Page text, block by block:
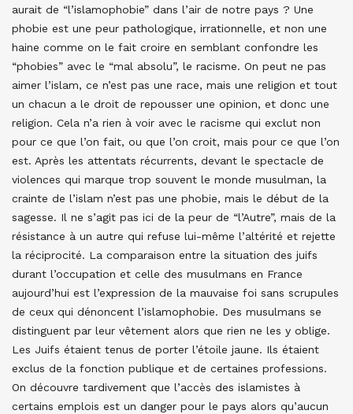
aurait de “l’islamophobie” dans l’air de notre pays ? Une
phobie est une peur pathologique, irrationnelle, et non une
haine comme on le fait croire en semblant confondre les
“phobies” avec le “mal absolu”, le racisme. On peut ne pas
aimer l’islam, ce n’est pas une race, mais une religion et tout
un chacun a le droit de repousser une opinion, et donc une
religion. Cela n’a rien à voir avec le racisme qui exclut non
pour ce que l’on fait, ou que l’on croit, mais pour ce que l’on
est. Après les attentats récurrents, devant le spectacle de
violences qui marque trop souvent le monde musulman, la
crainte de l’islam n’est pas une phobie, mais le début de la
sagesse. Il ne s’agit pas ici de la peur de “l’Autre”, mais de la
résistance à un autre qui refuse lui-même l’altérité et rejette
la réciprocité. La comparaison entre la situation des juifs
durant l’occupation et celle des musulmans en France
aujourd’hui est l’expression de la mauvaise foi sans scrupules
de ceux qui dénoncent l’islamophobie. Des musulmans se
distinguent par leur vêtement alors que rien ne les y oblige.
Les Juifs étaient tenus de porter l’étoile jaune. Ils étaient
exclus de la fonction publique et de certaines professions.
On découvre tardivement que l’accès des islamistes à
certains emplois est un danger pour le pays alors qu’aucun